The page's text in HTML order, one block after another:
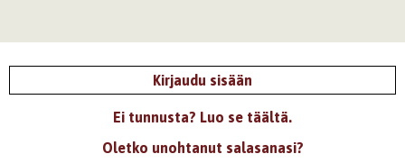
Kirjaudu sisään
Ei tunnusta? Luo se täältä.
Oletko unohtanut salasanasi?